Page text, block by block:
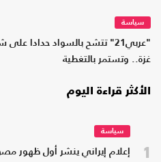
سياسة
"عربي21" تتشح بالسواد حدادا
غزة.. وتستمر بالتغطية
الأكثر قراءة اليوم
1
سياسة
إعلام إيراني ينشر أول ظهور